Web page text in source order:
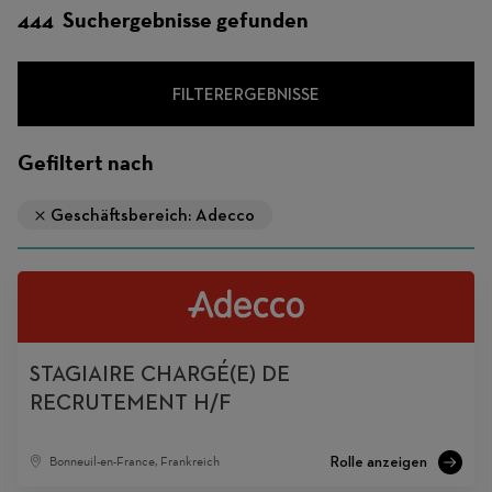
444 Suchergebnisse gefunden
FILTERERGEBNISSE
Gefiltert nach
Geschäftsbereich: Adecco
STAGIAIRE CHARGÉ(E) DE
RECRUTEMENT H/F
Bonneuil-en-France, Frankreich